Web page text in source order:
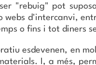
"rebuig" pot
webs d'intercanvi,
o fins i tot diners
esdevenen, en
I, a més,